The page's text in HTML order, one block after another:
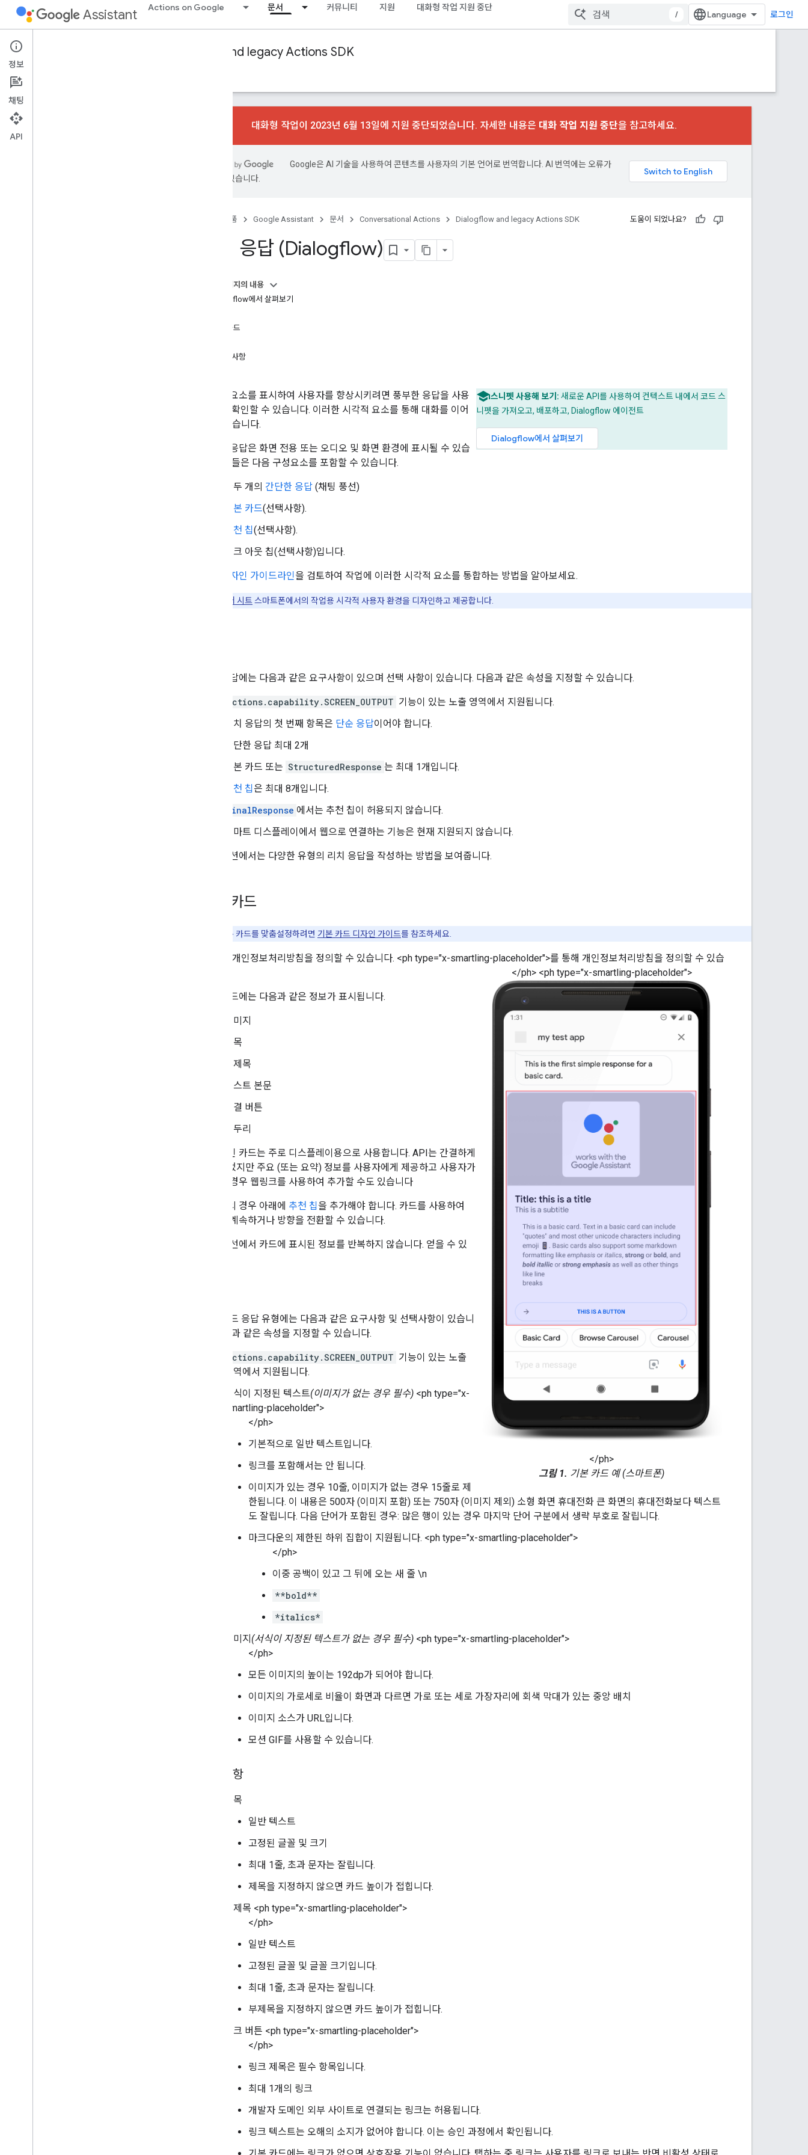
Assistant Actions on Google 문서 커뮤니티 지원 대화형 작업 지원 중단
/ 로그인
Conversational Actions Dialogflow and legacy Actions SDK
가이드
대화형 작업이 2023년 6월 13일에 지원 중단되었습니다. 자세한 내용은 대화 작업 지원 중단을 참고하세요.
Google은 AI 기술을 사용하여 콘텐츠를 사용자의 기본 언어로 번역합니다. AI 번역에는 오류가
있을 수 있습니다.
제품 Google Assistant 문서 Conversational Actions Dialogflow and legacy Actions SDK 도움이 되었나요?
리치 응답 (Dialogflow)
이 페이지의 내용
Dialogflow에서 살펴보기
기본 카드
선택사항
스니펫 사용해 보기: 새로운 API를 사용하여 컨텍스트 내에서 코드 스
니펫을 가져오고, 배포하고, Dialogflow 에이전트
Dialogflow에서 살펴보기
시각적 요소를 표시하여 사용자를 향상시키려면 풍부한 응답을 사용
합니다. 확인할 수 있습니다. 이러한 시각적 요소를 통해 대화를 이어
갈 수 있습니다.
다양한 응답은 화면 전용 또는 오디오 및 화면 환경에 표시될 수 있습
니다. 그들은 다음 구성요소를 포함할 수 있습니다.
한두 개의 간단한 응답 (채팅 풍선)
기본 카드(선택사항).
추천 칩(선택사항).
링크 아웃 칩(선택사항)입니다.
대화 디자인 가이드라인을 검토하여 작업에 이러한 시각적 요소를 통합하는 방법을 알아보세요.
UI 스티커 시트스마트폰에서의 작업용 시각적 사용자 환경을 디자인하고 제공합니다.
리치 응답에는 다음과 같은 요구사항이 있으며 선택 사항이 있습니다. 다음과 같은 속성을 지정할 수 있습니다.
actions.capability.SCREEN_OUTPUT 기능이 있는 노출 영역에서 지원됩니다.
리치 응답의 첫 번째 항목은 단순 응답이어야 합니다.
간단한 응답 최대 2개
기본 카드 또는 StructuredResponse 는 최대 1개입니다.
추천 칩 은 최대 8개입니다.
FinalResponse 에서는 추천 칩이 허용되지 않습니다.
스마트 디스플레이에서 웹으로 연결하는 기능은 현재 지원되지 않습니다.
다음 섹션에서는 다양한 유형의 리치 응답을 작성하는 방법을 보여줍니다.
기본 카드
기본 카드를 맞춤설정하려면 기본 카드 디자인 가이드를 참조하세요.
를 통해 개인정보처리방침을 정의할 수 있습니다. <ph type="x-smartling-placeholder">
</ph> <ph type="x-smartling-placeholder">
</ph>
그림 1. 기본 카드 예 (스마트폰)
를 통해 개인정보처리방침을 정의할 수 있습
기본 카드에는 다음과 같은 정보가 표시됩니다.
이미지
제목
부제목
텍스트 본문
연결 버튼
테두리
기본적인 카드는 주로 디스플레이용으로 사용합니다. API는 간결하게
설계되었지만 주요 (또는 요약) 정보를 사용자에게 제공하고 사용자가
원하는 경우 웹링크를 사용하여 추가할 수도 있습니다
대부분의 경우 아래에 추천 칩 을 추가해야 합니다. 카드를 사용하여
대화를 계속하거나 방향을 전환할 수 있습니다.
채팅 풍선에서 카드에 표시된 정보를 반복하지 않습니다. 얻을 수 있
기본 카드 응답 유형에는 다음과 같은 요구사항 및 선택사항이 있습니
다. 다음과 같은 속성을 지정할 수 있습니다.
actions.capability.SCREEN_OUTPUT 기능이 있는 노출
영역에서 지원됩니다.
서식이 지정된 텍스트(이미지가 없는 경우 필수) <ph type="x-
smartling-placeholder">
</ph>
기본적으로 일반 텍스트입니다.
링크를 포함해서는 안 됩니다.
이미지가 있는 경우 10줄, 이미지가 없는 경우 15줄로 제
한됩니다. 이 내용은 500자 (이미지 포함) 또는 750자 (이미지 제외) 소형 화면 휴대전화 큰 화면의 휴대전화보다 텍스트
도 잘립니다. 다음 단어가 포함된 경우: 많은 행이 있는 경우 마지막 단어 구분에서 생략 부호로 잘립니다.
마크다운의 제한된 하위 집합이 지원됩니다. <ph type="x-smartling-placeholder">
</ph>
이중 공백이 있고 그 뒤에 오는 새 줄 \n
**bold**
*italics*
이미지 (서식이 지정된 텍스트가 없는 경우 필수) <ph type="x-smartling-placeholder">
</ph>
모든 이미지의 높이는 192dp가 되어야 합니다.
이미지의 가로세로 비율이 화면과 다르면 가로 또는 세로 가장자리에 회색 막대가 있는 중앙 배치
이미지 소스가 URL입니다.
모션 GIF를 사용할 수 있습니다.
선택사항
제목
일반 텍스트
고정된 글꼴 및 크기
최대 1줄, 초과 문자는 잘립니다.
제목을 지정하지 않으면 카드 높이가 접힙니다.
부제목 <ph type="x-smartling-placeholder">
</ph>
일반 텍스트
고정된 글꼴 및 글꼴 크기입니다.
최대 1줄, 초과 문자는 잘립니다.
부제목을 지정하지 않으면 카드 높이가 접힙니다.
링크 버튼 <ph type="x-smartling-placeholder">
</ph>
링크 제목은 필수 항목입니다.
최대 1개의 링크
개발자 도메인 외부 사이트로 연결되는 링크는 허용됩니다.
링크 텍스트는 오해의 소지가 없어야 합니다. 이는 승인 과정에서 확인됩니다.
정보
채팅
API